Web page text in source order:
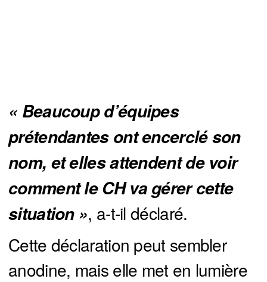
« Beaucoup d’équipes
prétendantes ont encerclé son
nom, et elles attendent de voir
comment le CH va gérer cette
situation », a-t-il déclaré.
Cette déclaration peut sembler
anodine, mais elle met en lumière